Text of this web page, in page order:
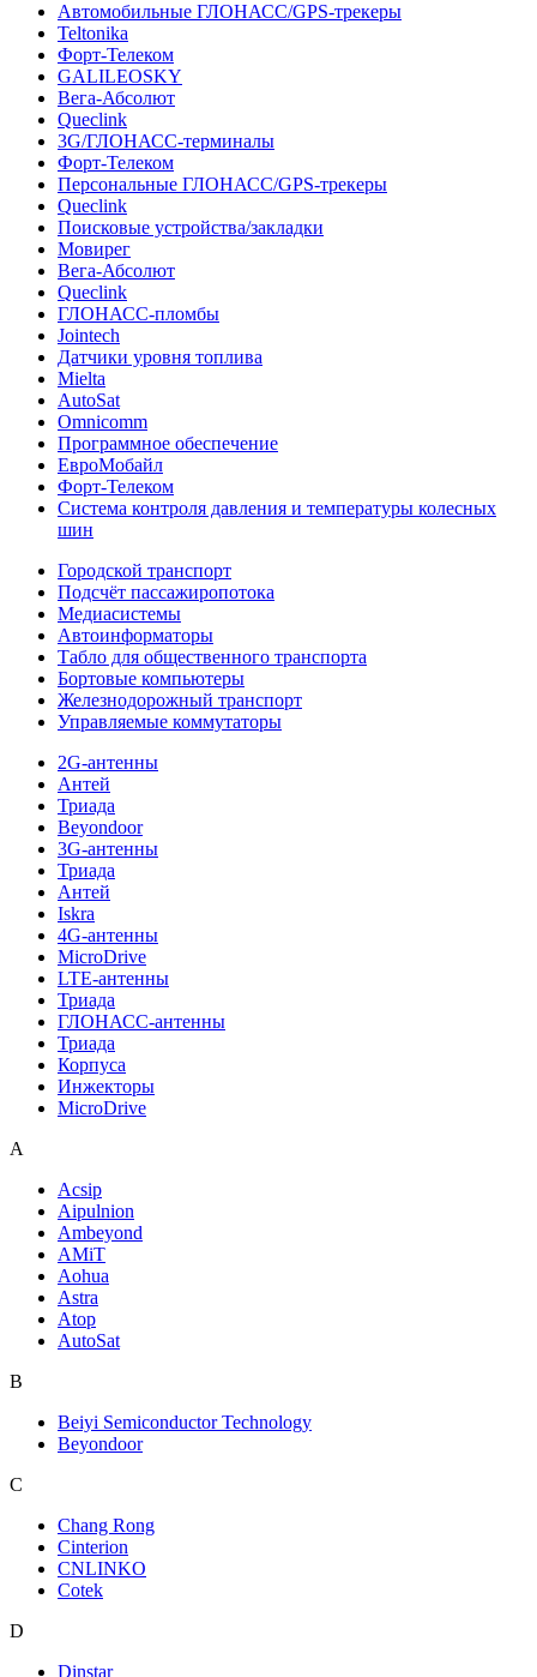
Автомобильные ГЛОНАСС/GPS-трекеры
Teltonika
Форт-Телеком
GALILEOSKY
Вега-Абсолют
Queclink
3G/ГЛОНАСС-терминалы
Форт-Телеком
Персональные ГЛОНАСС/GPS-трекеры
Queclink
Поисковые устройства/закладки
Мовирег
Вега-Абсолют
Queclink
ГЛОНАСС-пломбы
Jointech
Датчики уровня топлива
Mielta
AutoSat
Omnicomm
Программное обеспечение
ЕвроМобайл
Форт-Телеком
Система контроля давления и температуры колесных
шин
Городской транспорт
Подсчёт пассажиропотока
Медиасистемы
Автоинформаторы
Табло для общественного транспорта
Бортовые компьютеры
Железнодорожный транспорт
Управляемые коммутаторы
2G-антенны
Антей
Триада
Beyondoor
3G-антенны
Триада
Антей
Iskra
4G-антенны
MicroDrive
LTE-антенны
Триада
ГЛОНАСС-антенны
Триада
Корпуса
Инжекторы
MicroDrive
A
Acsip
Aipulnion
Ambeyond
AMiT
Aohua
Astra
Atop
AutoSat
B
Beiyi Semiconductor Technology
Beyondoor
C
Chang Rong
Cinterion
CNLINKO
Cotek
D
Dinstar